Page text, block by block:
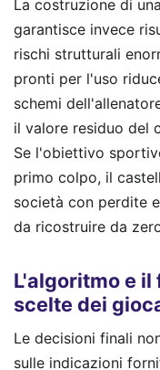
La costruzione di
garantisce invece
rischi strutturali
pronti per l'uso
schemi
il valore residuo del
Se l'obiettivo
primo colpo, il
società con perdite
da ricostruire da
L'algoritmo e il
scelte dei
Le decisioni finali
sulle indicazioni